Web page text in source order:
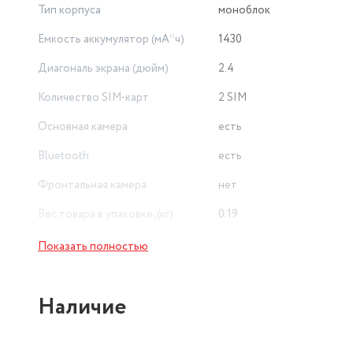
Тип корпуса
моноблок
Емкость аккумулятор (мА*ч)
1430
Диагональ экрана (дюйм)
2.4
Количество SIM-карт
2 SIM
Основная камера
есть
Bluetooth
есть
Фронтальная камера
нет
Вес товара в упаковке, (кг)
0.19
Стандарт связи
Разрешение основной камеры
Показать полностью
Наличие